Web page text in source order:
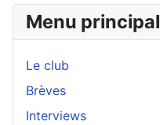
Menu principal
Le club
Brèves
Interviews